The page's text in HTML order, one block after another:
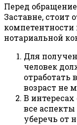
Перед
Заставне, стоит
нотариальной
Для
человек
отработать
возраст не
В интересах
все
уберечь от